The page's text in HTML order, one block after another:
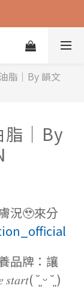
脂｜By 韻文
｜By
況🥹來分
品牌：讓
˘͈ ᵕ ˘͈ )